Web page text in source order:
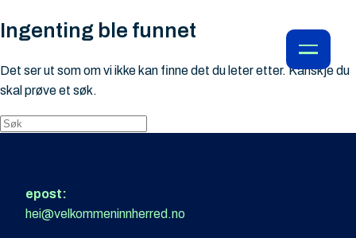
Ingenting ble funnet
Det ser ut som om vi ikke kan finne det du leter etter. Kanskje du
skal prøve et søk.
epost:
hei@velkommeninnherred.no